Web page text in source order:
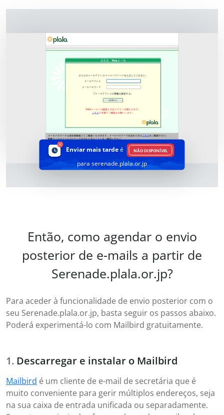
Enviar mais tardeé NÃO DISPONÍVEL
para serenade.plala.or.jp
Então, como agendar o envio
posterior de e-mails a partir de
Serenade.plala.or.jp?
Para aceder à funcionalidade de envio posterior com o
seu Serenade.plala.or.jp, basta seguir os passos abaixo.
Poderá experimentá-lo com Mailbird gratuitamente.
Descarregar e instalar o Mailbird
Mailbird é um cliente de e-mail de secretária que é
muito conveniente para gerir múltiplos endereços, seja
na sua caixa de entrada unificada ou separadamente.